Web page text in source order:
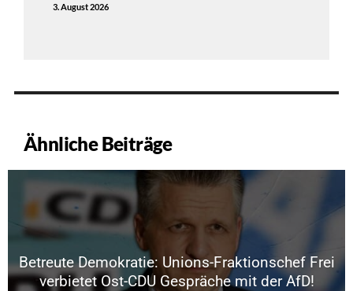
3. August 2026
Ähnliche Beiträge
Betreute Demokratie: Unions-Fraktionschef Frei
verbietet Ost-CDU Gespräche mit der AfD!